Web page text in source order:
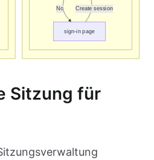
Sitzung für